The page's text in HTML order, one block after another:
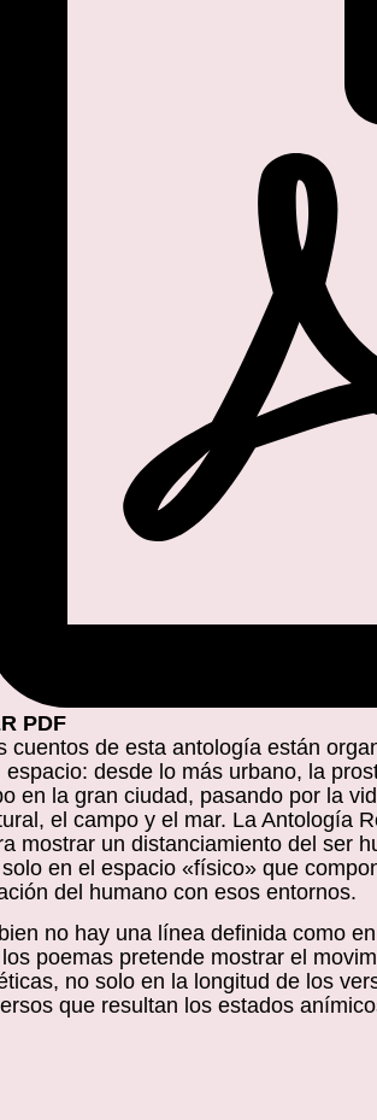
PDF
cuentos de esta antología están
espacio: desde lo más urbano, la
en la gran ciudad, pasando por la
el campo y el mar. La Antología
mostrar un distanciamiento del ser
en el espacio «físico» que
del humano con esos entornos.
no hay una línea definida como
poemas pretende mostrar el
no solo en la longitud de los
que resultan los estados